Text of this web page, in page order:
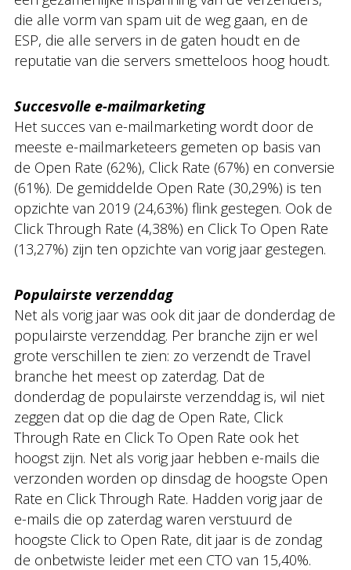
die alle vorm van spam uit de weg gaan, en de
ESP, die alle servers in de gaten houdt en de
reputatie van die servers smetteloos hoog houdt.
Succesvolle e-mailmarketing
Het succes van e-mailmarketing wordt door de
meeste e-mailmarketeers gemeten op basis van
de Open Rate (62%), Click Rate (67%) en conversie
(61%). De gemiddelde Open Rate (30,29%) is ten
opzichte van 2019 (24,63%) flink gestegen. Ook de
Click Through Rate (4,38%) en Click To Open Rate
(13,27%) zijn ten opzichte van vorig jaar gestegen.
Populairste verzenddag
Net als vorig jaar was ook dit jaar de donderdag de
populairste verzenddag. Per branche zijn er wel
grote verschillen te zien: zo verzendt de Travel
branche het meest op zaterdag. Dat de
donderdag de populairste verzenddag is, wil niet
zeggen dat op die dag de Open Rate, Click
Through Rate en Click To Open Rate ook het
hoogst zijn. Net als vorig jaar hebben e-mails die
verzonden worden op dinsdag de hoogste Open
Rate en Click Through Rate. Hadden vorig jaar de
e-mails die op zaterdag waren verstuurd de
hoogste Click to Open Rate, dit jaar is de zondag
de onbetwiste leider met een CTO van 15,40%.